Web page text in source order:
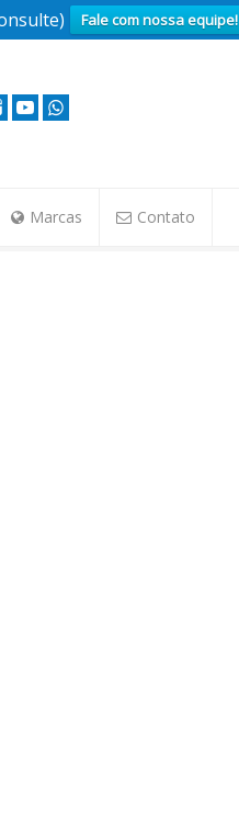
Fale com nossa equipe!
Marcas Contato